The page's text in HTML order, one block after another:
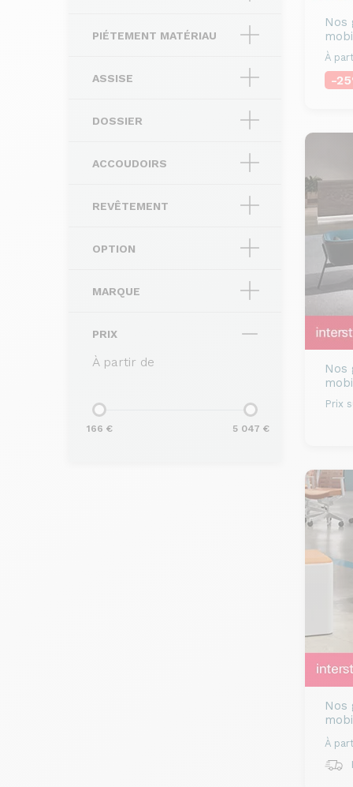
PIÉTEMENT MATÉRIAU
ASSISE
DOSSIER
ACCOUDOIRS
REVÊTEMENT
OPTION
MARQUE
PRIX
À partir de
166 € 5 047 €
Nos
À
-
Nos
Prix
Nos
À